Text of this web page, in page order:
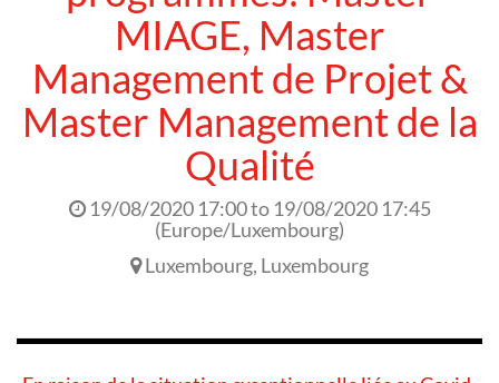
MIAGE, Master
Management de Projet &
Master Management de la
Qualité
19/08/2020 17:00to 19/08/2020 17:45
(Europe/Luxembourg)
Luxembourg, Luxembourg